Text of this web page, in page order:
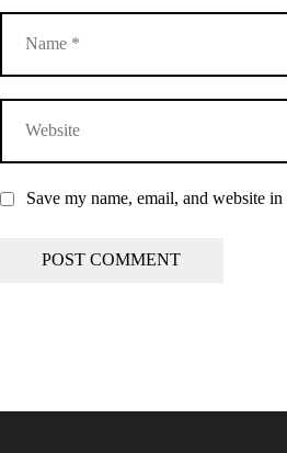
Save my name, email, and website